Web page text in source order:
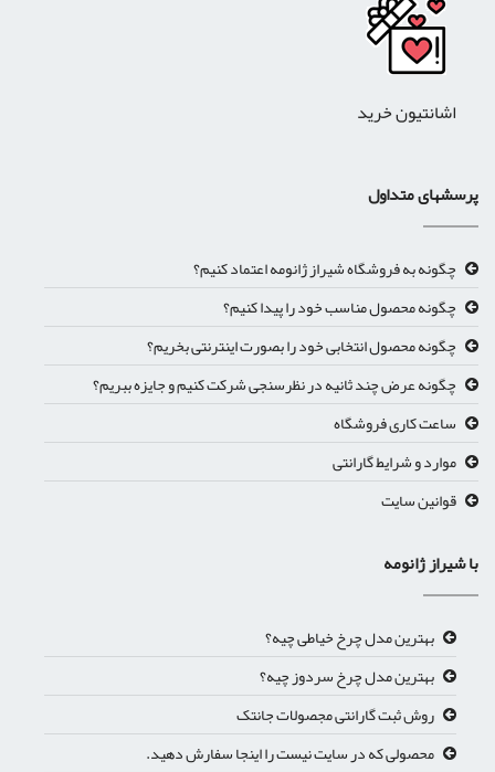
اشانتیون خرید
پرسشهای متداول
چگونه به فروشگاه شیراز ژانومه اعتماد کنیم؟
چگونه محصول مناسب خود را پیدا کنیم؟
چگونه محصول انتخابی خود را بصورت اینترنتی بخریم؟
چگونه عرض چند ثانیه در نظرسنجی شرکت کنیم و جایزه ببریم؟
ساعت کاری فروشگاه
موارد و شرایط گارانتی
قوانین سایت
با شیراز ژانومه
بهترین مدل چرخ خیاطی چیه؟
بهترین مدل چرخ سردوز چیه؟
روش ثبت گارانتی مجصولات جانتک
محصولی که در سایت نیست را اینجا سفارش دهید.